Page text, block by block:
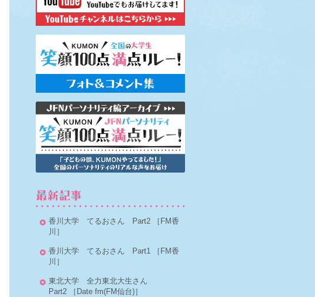
香川大学 てるおさん Part2
［FM香
川］
香川大学 てるおさん Part1
［FM香
川］
東北大学 全力東北大生さん
Part2
［Date fm(FM仙台)］